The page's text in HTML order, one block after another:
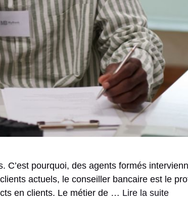
pourquoi, des agents formés
actuels, le conseiller bancaire est le
en clients. Le métier de … Lire la suite